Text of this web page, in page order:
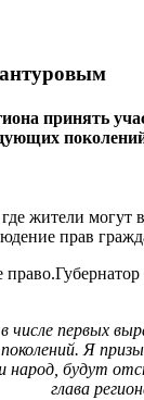
принять
жители
прав
числе первых
Я
будут
глава